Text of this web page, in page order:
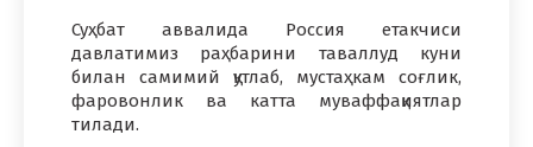
Суҳбат аввалида Россия етакчиси
давлатимиз раҳбарини таваллуд куни
билан самимий қутлаб, мустаҳкам соғлик,
фаровонлик ва катта муваффақиятлар
тилади.